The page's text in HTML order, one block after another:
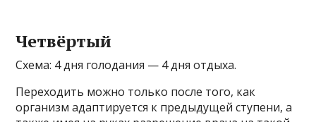
Четвёртый
Схема: 4 дня голодания — 4 дня отдыха.
Переходить можно только после того, как
организм адаптируется к предыдущей ступени, а